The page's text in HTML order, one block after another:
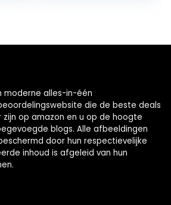
moderne alles-in-één
die de beste deals
op amazon en u op de hoogte
blogs. Alle afbeeldingen
door hun respectievelijke
inhoud is afgeleid van hun